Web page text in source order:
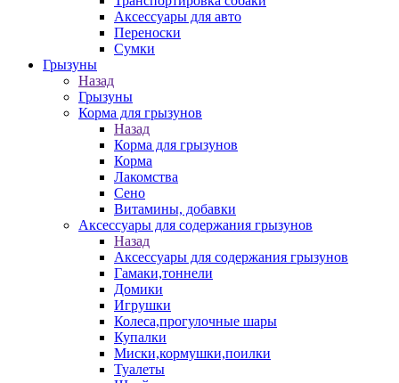
Аксессуары для авто
Переноски
Сумки
Грызуны
Назад
Грызуны
Корма для грызунов
Назад
Корма для грызунов
Корма
Лакомства
Сено
Витамины, добавки
Аксессуары для содержания грызунов
Назад
Аксессуары для содержания грызунов
Гамаки,тоннели
Домики
Игрушки
Колеса,прогулочные шары
Купалки
Миски,кормушки,поилки
Туалеты